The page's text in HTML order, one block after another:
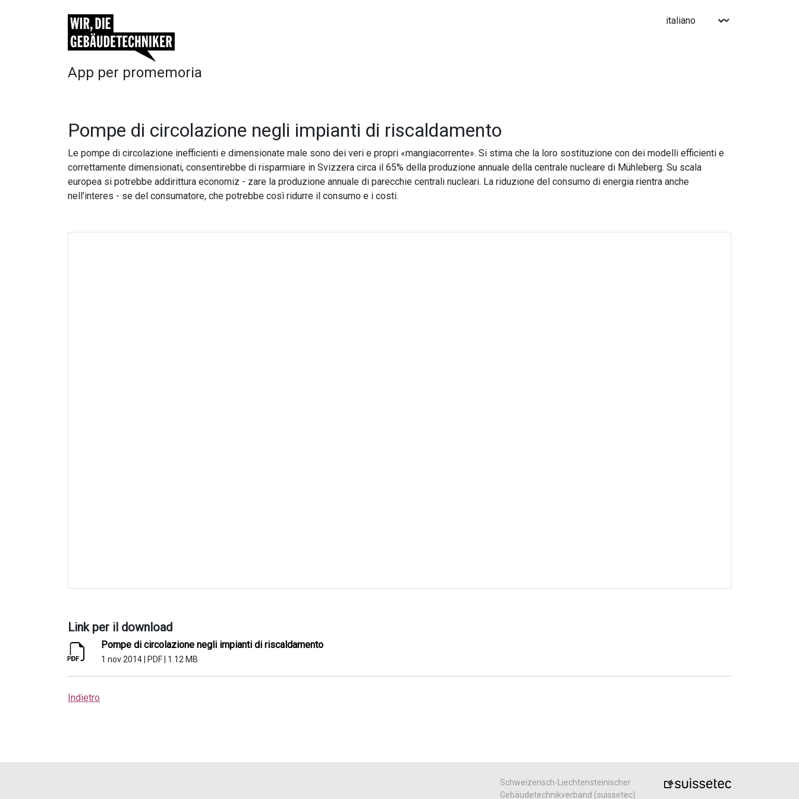
App per promemoria
Pompe di circolazione negli impianti di riscaldamento
Le pompe di circolazione inefficienti e dimensionate male sono dei veri e propri «mangiacorrente». Si stima che la loro sostituzione con dei modelli efficienti e
correttamente dimensionati, consentirebbe di risparmiare in Svizzera circa il 65% della produzione annuale della centrale nucleare di Mühleberg. Su scala
europea si potrebbe addirittura economiz - zare la produzione annuale di parecchie centrali nucleari. La riduzione del consumo di energia rientra anche
nell’interes - se del consumatore, che potrebbe così ridurre il consumo e i costi.
Link per il download
Pompe di circolazione negli impianti di riscaldamento
1 nov 2014 PDF 1.12 MB
Indietro
Schweizerisch-Liechtensteinischer
Gebäudetechnikverband (suissetec)